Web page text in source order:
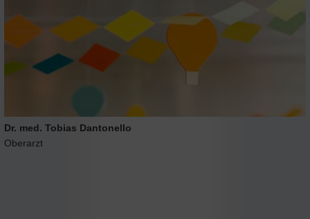
Dr. med. Tobias Dantonello
Oberarzt